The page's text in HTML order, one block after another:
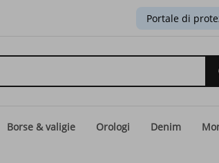
Portale di
Borse & valigie Orologi Denim